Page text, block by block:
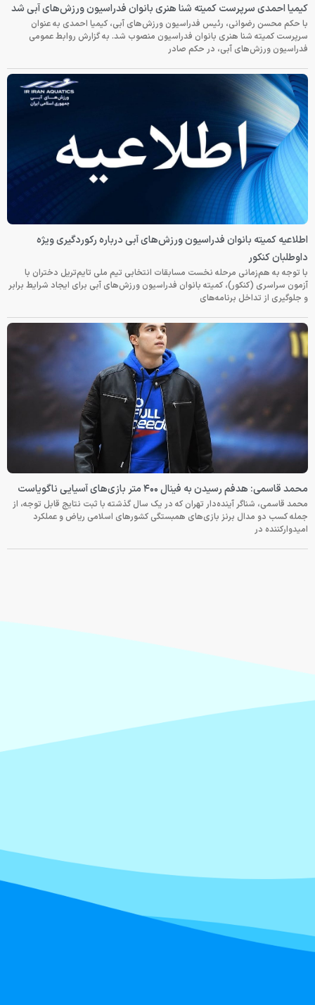
کیمیا احمدی سرپرست کمیته شنا هنری بانوان فدراسیون ورزش‌های آبی شد
با حکم محسن رضوانی، رئیس فدراسیون ورزش‌های آبی، کیمیا احمدی به عنوان
سرپرست کمیته شنا هنری بانوان فدراسیون منصوب شد. به گزارش روابط عمومی
فدراسیون ورزش‌های آبی، در حکم صادر
اطلاعیه کمیته بانوان فدراسیون ورزش‌های آبی درباره رکوردگیری ویژه
داوطلبان کنکور
با توجه به هم‌زمانی مرحله نخست مسابقات انتخابی تیم ملی تایم‌تریل دختران با
آزمون سراسری (کنکور)، کمیته بانوان فدراسیون ورزش‌های آبی برای ایجاد شرایط برابر
و جلوگیری از تداخل برنامه‌های
محمد قاسمی: هدفم رسیدن به فینال ۴۰۰ متر بازی‌های آسیایی ناگویاست
محمد قاسمی، شناگر آینده‌دار تهران که در یک سال گذشته با ثبت نتایج قابل توجه، از
جمله کسب دو مدال برنز بازی‌های همبستگی کشورهای اسلامی ریاض و عملکرد
امیدوارکننده در